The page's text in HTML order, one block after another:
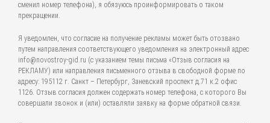
сменил номер телефона), я обязуюсь проинформировать о таком
прекращении.
Я уведомлен, что согласие на получение рекламы может быть отозвано
путем направления соответствующего уведомления на электронный адрес
info@novostroy-gid.ru (с указанием темы письма «Отзыв согласия на
РЕКЛАМУ) или направления письменного отзыва в свободной форме по
адресу: 195112 г. Санкт – Петербург, Заневский проспект д.71 к.2 офис
1126. Отзыв согласия должен содержать номер телефона, с которого Вы
совершали звонок и (или) оставляли заявку на форме обратной связи.